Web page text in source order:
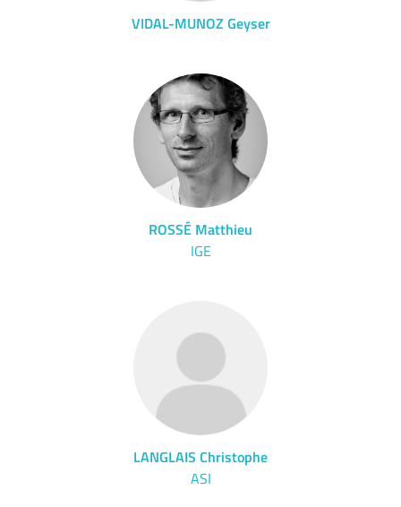
VIDAL-MUNOZ Geyser
ROSSÉ Matthieu
IGE
LANGLAIS Christophe
ASI